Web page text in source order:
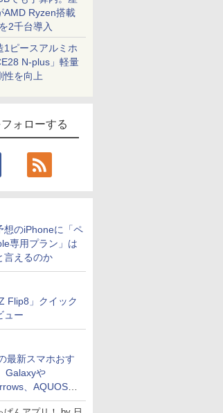
AMD Ryzen搭載
2千台導入
1ピースアルミホ
N-plus」軽量
性を向上
ォローする
想のiPhoneに「ペ
専用プラン」は
言えるのか
Flip8」クイック
ュー
最新スマホおす
や
、AQUOSな
の特徴は